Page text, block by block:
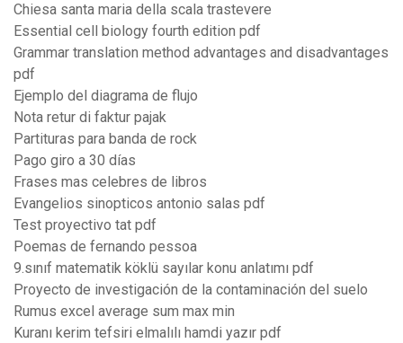
Chiesa santa maria della scala trastevere
Essential cell biology fourth edition pdf
Grammar translation method advantages and disadvantages
pdf
Ejemplo del diagrama de flujo
Nota retur di faktur pajak
Partituras para banda de rock
Pago giro a 30 días
Frases mas celebres de libros
Evangelios sinopticos antonio salas pdf
Test proyectivo tat pdf
Poemas de fernando pessoa
9.sınıf matematik köklü sayılar konu anlatımı pdf
Proyecto de investigación de la contaminación del suelo
Rumus excel average sum max min
Kuranı kerim tefsiri elmalılı hamdi yazır pdf